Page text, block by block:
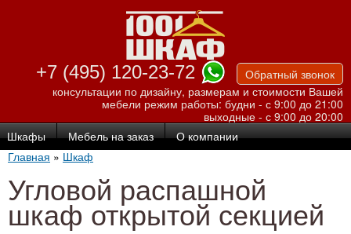
Перейти к
основному
содержанию
+7 (495) 120-23-72
Обратный звонок
консультации по дизайну, размерам и стоимости Вашей
мебели режим работы: будни - с 9:00 до 21:00
выходные - с 9:00 до 20:00
Шкафы Мебель на заказ О компании
Главная » Шкаф
Угловой распашной
шкаф открытой секцией